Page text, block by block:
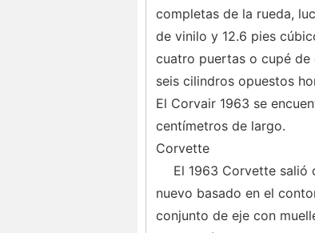
completas de la rueda,
de vinilo y 12.6 pies
cuatro puertas o cupé
seis cilindros opuestos
El Corvair 1963 se
centímetros de largo.
Corvette
El 1963 Corvette
nuevo basado en el
conjunto de eje con